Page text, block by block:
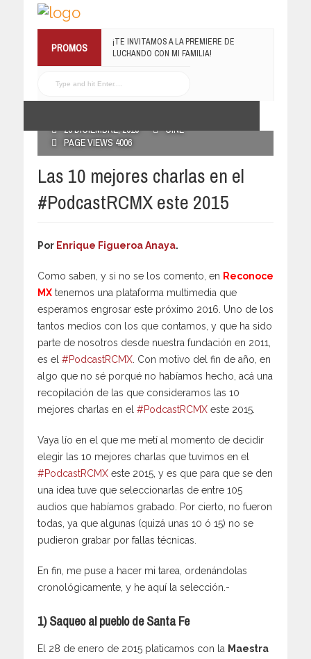
PROMOS
¡TE INVITAMOS A LA PREMIERE DE
LUCHANDO CON MI FAMILIA!
REGALA EL COMPILADO
#ELRECOMENDADOVOL4
28 DICIEMBRE, 2015
CINE
PAGE VIEWS 4006
Las 10 mejores charlas en el
#PodcastRCMX este 2015
Por Enrique Figueroa Anaya.
Como saben, y si no se los comento, en Reconoce
MX tenemos una plataforma multimedia que
esperamos engrosar este próximo 2016. Uno de los
tantos medios con los que contamos, y que ha sido
parte de nosotros desde nuestra fundación en 2011,
es el #PodcastRCMX . Con motivo del fin de año, en
algo que no sé porqué no habíamos hecho, acá una
recopilación de las que consideramos las 10
mejores charlas en el #PodcastRCMX este 2015.
Vaya lío en el que me metí al momento de decidir
elegir las 10 mejores charlas que tuvimos en el
#PodcastRCMX este 2015, y es que para que se den
una idea tuve que seleccionarlas de entre 105
audios que habíamos grabado. Por cierto, no fueron
todas, ya que algunas (quizá unas 10 ó 15) no se
pudieron grabar por fallas técnicas.
En fin, me puse a hacer mi tarea, ordenándolas
cronológicamente, y he aquí la selección.-
1) Saqueo al pueblo de Santa Fe
El 28 de enero de 2015 platicamos con la Maestra